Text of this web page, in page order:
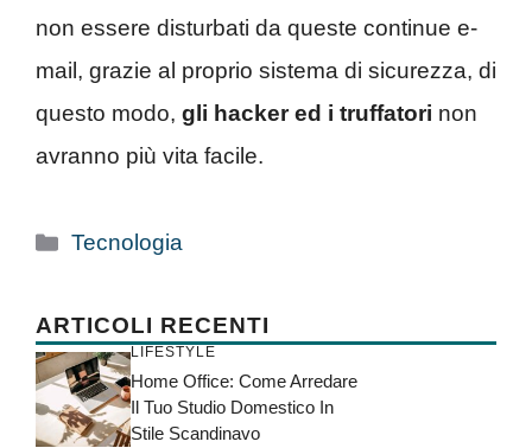
non essere disturbati da queste continue e-
mail, grazie al proprio sistema di sicurezza, di
questo modo, gli hacker ed i truffatori non
avranno più vita facile.
Categorie
Tecnologia
ARTICOLI RECENTI
LIFESTYLE
Home Office: Come Arredare
Il Tuo Studio Domestico In
Stile Scandinavo